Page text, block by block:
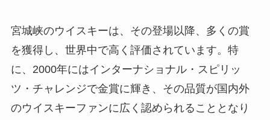
宮城峡のウイスキーは、その登場以降、多くの賞
を獲得し、世界中で高く評価されています。特
に、2000年にはインターナショナル・スピリッ
ツ・チャレンジで金賞に輝き、その品質が国内外
のウイスキーファンに広く認められることとなり